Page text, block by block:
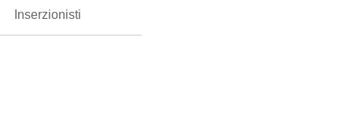
Inserzionisti